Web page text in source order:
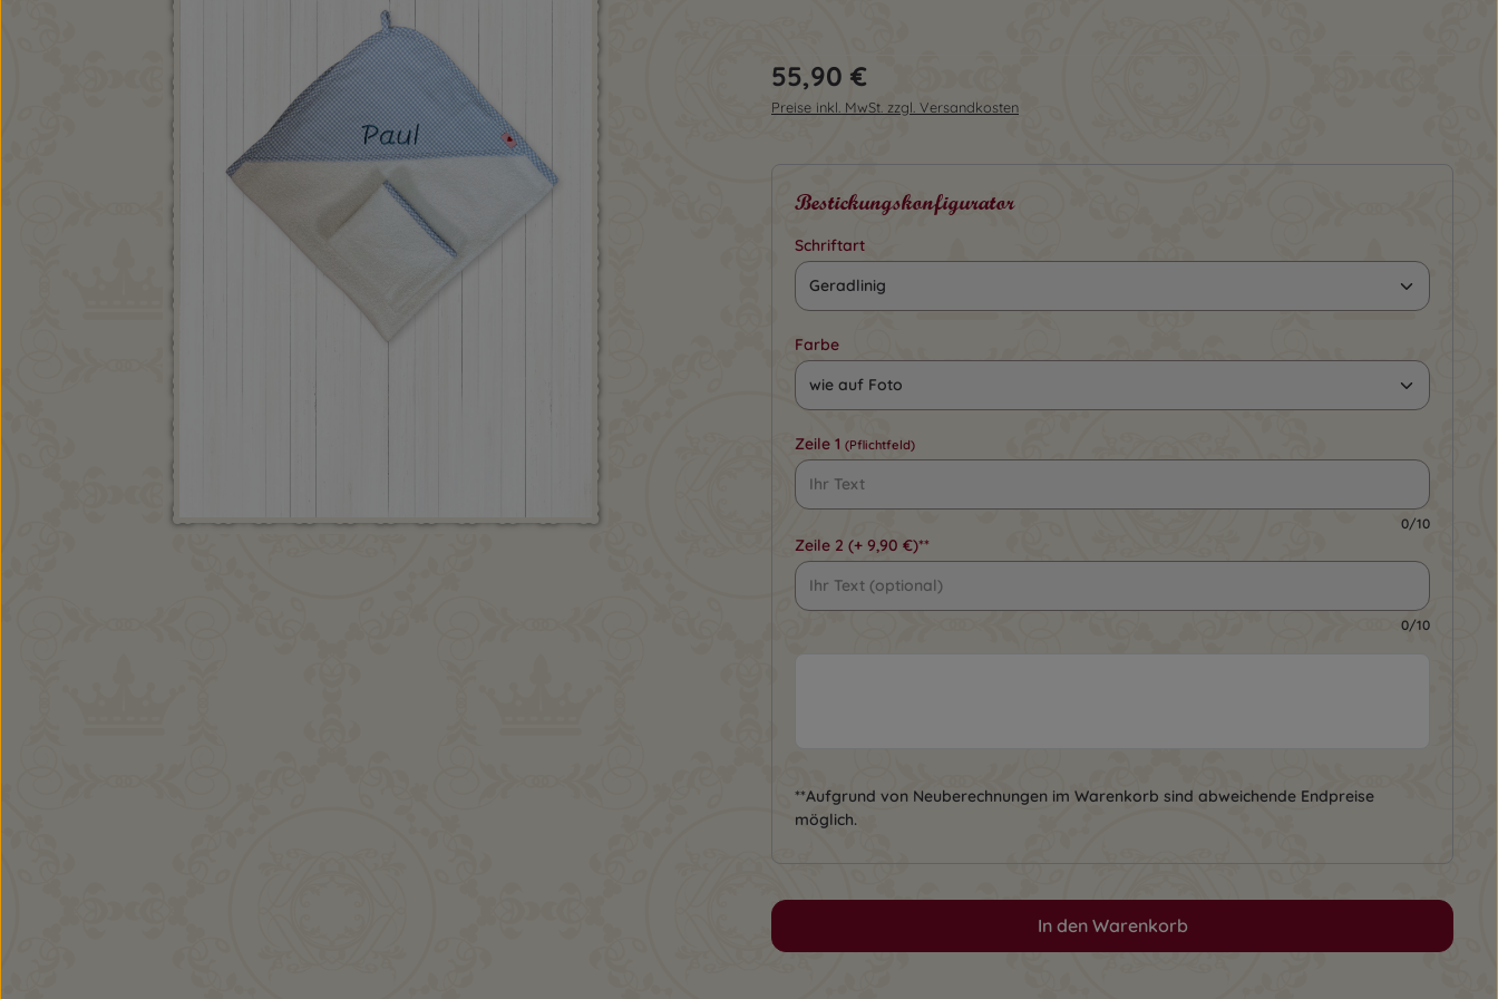
Regulärer Preis:
55,90 €
Preise inkl. MwSt. zzgl. Versandkosten
Bestickungskonfigurator
Schriftart
Farbe
Zeile 1 (Pflichtfeld)
0/10
Zeile 2 (+ 9,90 €)**
0/10
**Aufgrund von Neuberechnungen im Warenkorb sind abweichende Endpreise
möglich.
In den Warenkorb